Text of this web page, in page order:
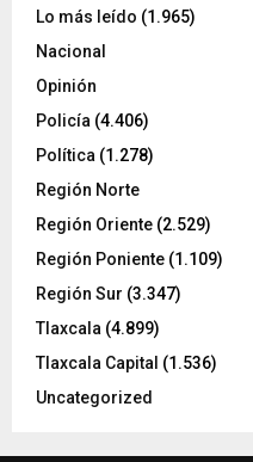
Lo más leído (1.965)
Nacional
Opinión
Policía (4.406)
Política (1.278)
Región Norte
Región Oriente (2.529)
Región Poniente (1.109)
Región Sur (3.347)
Tlaxcala (4.899)
Tlaxcala Capital (1.536)
Uncategorized